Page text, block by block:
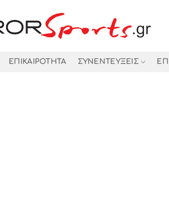
ΕΠΙΚΑΙΡΟΤΗΤΑ ΣΥΝΕΝΤΕΥΞΕΙΣ